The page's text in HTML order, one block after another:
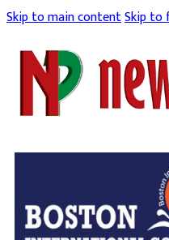
Skip to main contentSkip